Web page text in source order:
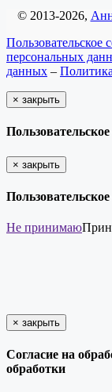
© 2013-2026,
Пользовательское
персональных
данных –
× закрыть
× закрыть
Не принимаю
× закрыть
Согласие на
обработки